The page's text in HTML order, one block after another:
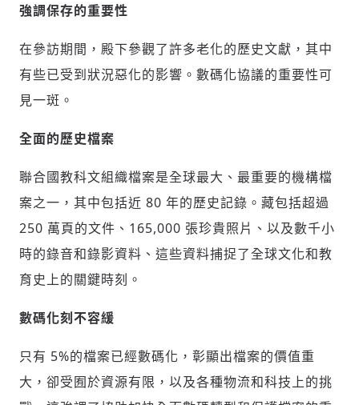
登入或註冊
輸入 Email 驗證碼
強調保存的重要性
在參訪期間，殿下參觀了許多老化的歷史文獻，其中
有些已受到狀況惡化的影響。數碼化協議的重要性可
見一斑。
全面的歷史檔案
聯合國教科文組織檔案是全球最大、最重要的機構檔
案之一，其中包括近 80 年的歷史記錄。藏包括超過
250 萬頁的文件、165,000 張珍貴照片、以及數千小
時的錄音和錄影資料、這些資料捕捉了全球文化和教
育史上的關鍵時刻。
數碼化刻不容緩
只有 5%的檔案已經數碼化，彰顯出檔案的價值重
大，卻受囿於資源有限，以及各種物流和科技上的挑